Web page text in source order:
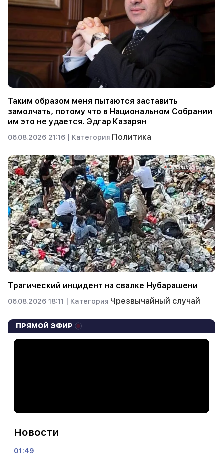
Таким образом меня пытаются заставить
замолчать, потому что в Национальном Собрании
им это не удается. Эдгар Казарян
06.08.2026 21:16 | Категория Политика
Трагический инцидент на свалке Нубарашени
06.08.2026 18:11 | Категория Чрезвычайный случай
ПРЯМОЙ ЭФИР
Новости
01:49